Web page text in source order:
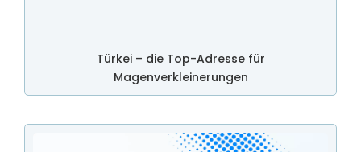
Türkei – die Top-Adresse für
Magenverkleinerungen